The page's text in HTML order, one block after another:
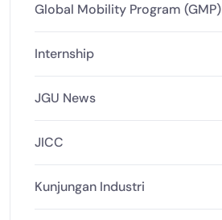
Global Mobility Program (GMP)
Internship
JGU News
JICC
Kunjungan Industri